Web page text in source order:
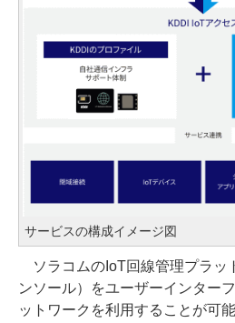
サービスの構成イメージ図
ソラコムのIoT回線管理プラッ
ンソール）をユーザーインター
ットワークを利用することが可